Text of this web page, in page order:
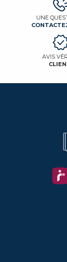
UNE
AVIS